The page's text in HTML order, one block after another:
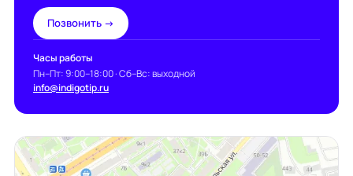
Позвонить →
Часы работы
Пн–Пт: 9:00–18:00 · Сб–Вс: выходной
info@indigotip.ru